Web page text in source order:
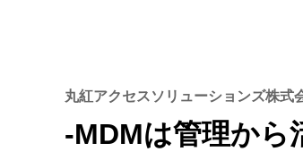
丸紅アクセスソリューションズ株式
‐MDMは管理か